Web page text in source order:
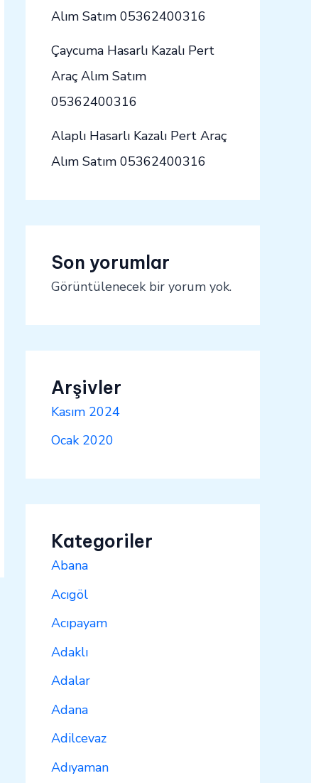
Alım Satım 05362400316
Çaycuma Hasarlı Kazalı Pert
Araç Alım Satım
05362400316
Alaplı Hasarlı Kazalı Pert Araç
Alım Satım 05362400316
Son yorumlar
Görüntülenecek bir yorum yok.
Arşivler
Kasım 2024
Ocak 2020
Kategoriler
Abana
Acıgöl
Acıpayam
Adaklı
Adalar
Adana
Adilcevaz
Adıyaman